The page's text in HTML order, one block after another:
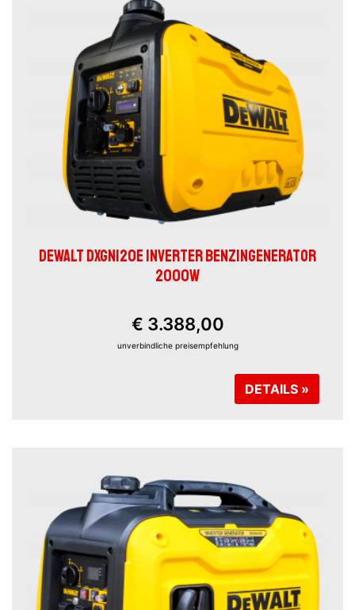
DEWALT DXGNI20E INVERTER BENZINGENERATOR
2000W
€ 3.388,00
unverbindliche preisempfehlung
DETAILS »